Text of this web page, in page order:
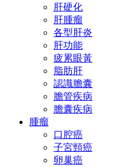
肝硬化
肝腫瘤
各型肝炎
肝功能
疲累眼黃
脂肪肝
認識膽囊
膽管疾病
膽囊疾病
腫瘤
口腔癌
子宮頸癌
卵巢癌